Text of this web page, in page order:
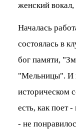
женский вокал,
Началась
состоялась в
бог памяти,
"Мельницы". И
историческом
есть, как поет
- не